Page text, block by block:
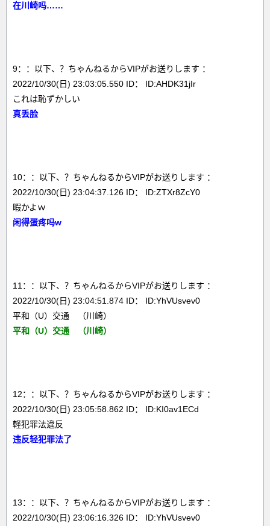
在川崎吗……
9：：以下、？ちゃんねるからVIPがお送りします ：
2022/10/30(日) 23:03:05.550 ID： ID:AHDK31jIr
これは恥ずかしい
真丢脸
10：：以下、？ちゃんねるからVIPがお送りします ：
2022/10/30(日) 23:04:37.126 ID： ID:ZTXr8ZcY0
暇かよｗ
闲得蛋疼吗w
11：：以下、？ちゃんねるからVIPがお送りします ：
2022/10/30(日) 23:04:51.874 ID： ID:YhVUsvev0
平和（U）交通 （川崎）
平和（U）交通 （川崎）
12：：以下、？ちゃんねるからVIPがお送りします ：
2022/10/30(日) 23:05:58.862 ID： ID:KI0av1ECd
軽犯罪法違反
违反轻犯罪法了
13：：以下、？ちゃんねるからVIPがお送りします ：
2022/10/30(日) 23:06:16.326 ID： ID:YhVUsvev0